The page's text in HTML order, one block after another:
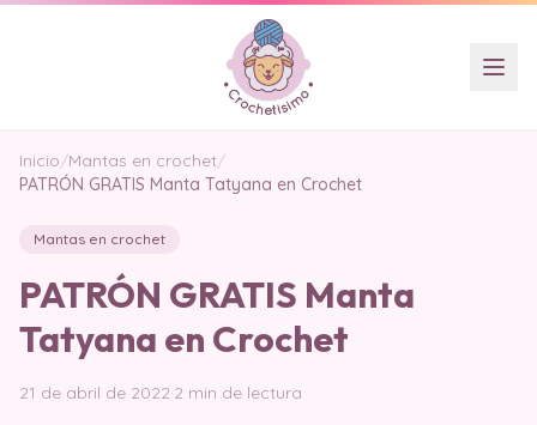
Inicio/Mantas en crochet/
PATRÓN GRATIS Manta Tatyana en Crochet
Mantas en crochet
PATRÓN GRATIS Manta
Tatyana en Crochet
21 de abril de 2022·2 min de lectura